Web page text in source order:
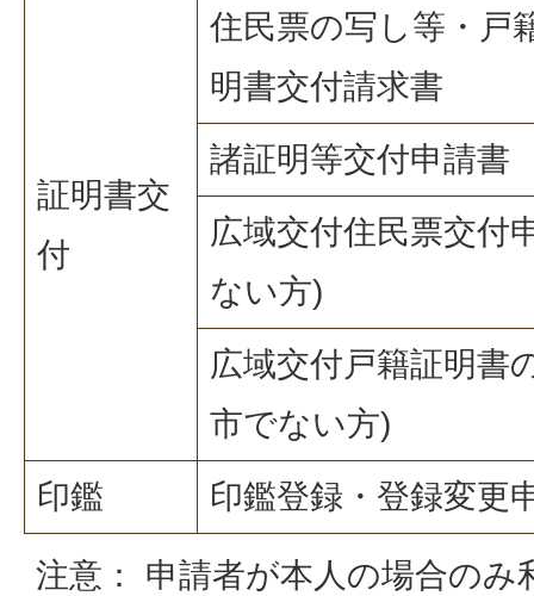
証明書交
付
住民票の写し等・戸
明書交付請求書
諸証明等交付申請書
広域交付住民票交付
ない方)
広域交付戸籍証明書
市でない方)
印鑑
印鑑登録・登録変更
注意： 申請者が本人の場合のみ